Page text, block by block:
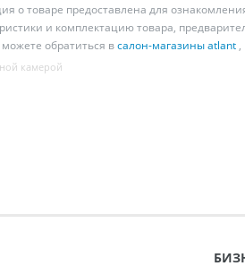
товаре предоставлена для
и комплектацию товара,
обратиться всалон-магазины atlant,
камерой